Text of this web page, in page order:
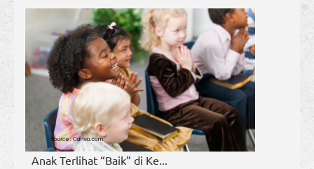
Anak Terlihat “Baik” di Ke...